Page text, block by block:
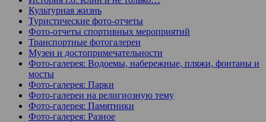
Культурная жизнь
Туристические фото-отчеты
Фото-отчеты спортивных мероприятий
Транспортные фотогалереи
Музеи и достопримечательности
Фото-галерея: Водоемы, набережные, пляжи, фонтаны и
мосты
Фото-галерея: Парки
Фото-галереи на религиозную тему
Фото-галерея: Памятники
Фото-галерея: Разное